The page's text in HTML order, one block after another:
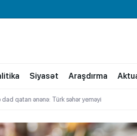
Siyasət Araşdırma
dad qatan ənənə: Türk səhər yeməyi